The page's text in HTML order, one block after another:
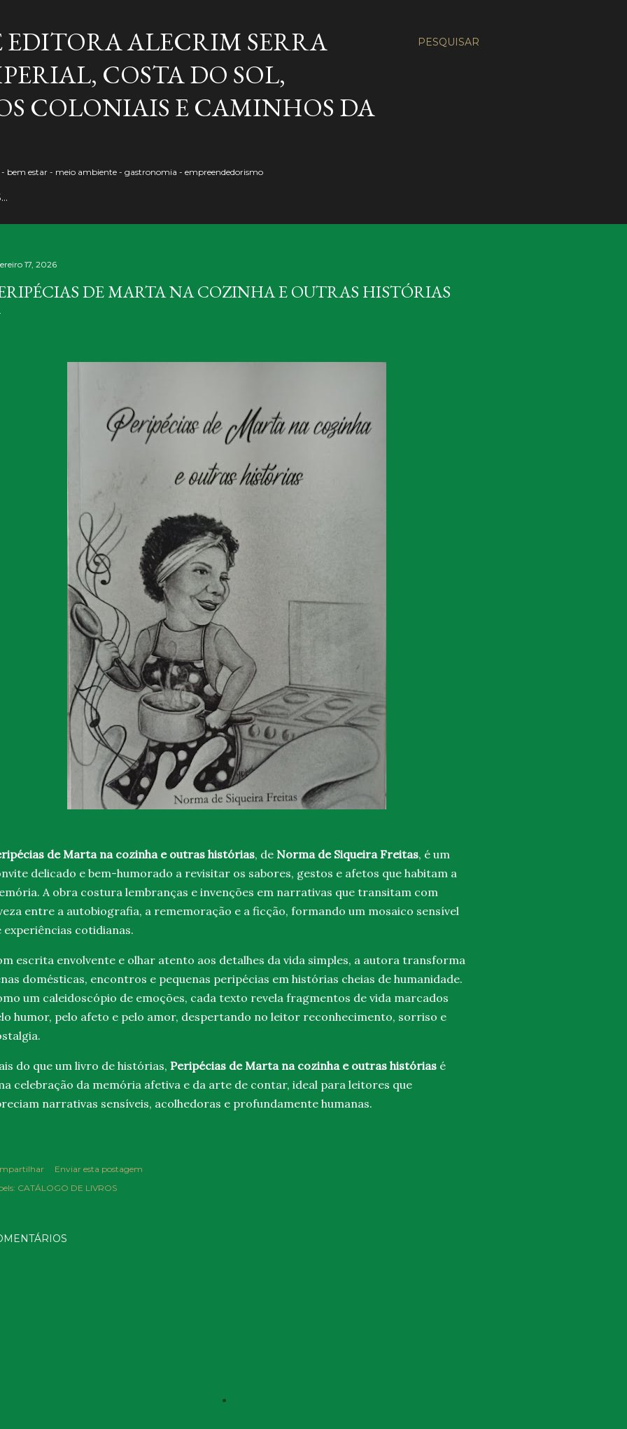
PESQUISAR
EDITORA ALECRIM SERRA
COSTA DO SOL,
COLONIAIS E CAMINHOS DA
bem estar - meio ambiente - gastronomia - empreendedorismo
17, 2026
DE MARTA NA COZINHA E OUTRAS HISTÓRIAS
de Marta na cozinha e outras histórias, de Norma de Siqueira Freitas, é um
delicado e bem-humorado a revisitar os sabores, gestos e afetos que habitam a
A obra costura lembranças e invenções em narrativas que transitam com
entre a autobiografia, a rememoração e a ficção, formando um mosaico sensível
experiências cotidianas.
escrita envolvente e olhar atento aos detalhes da vida simples, a autora transforma
domésticas, encontros e pequenas peripécias em histórias cheias de humanidade.
um caleidoscópio de emoções, cada texto revela fragmentos de vida marcados
humor, pelo afeto e pelo amor, despertando no leitor reconhecimento, sorriso e
do que um livro de histórias, Peripécias de Marta na cozinha e outras histórias é
celebração da memória afetiva e da arte de contar, ideal para leitores que
narrativas sensíveis, acolhedoras e profundamente humanas.
Enviar esta postagem
CATÁLOGO DE LIVROS